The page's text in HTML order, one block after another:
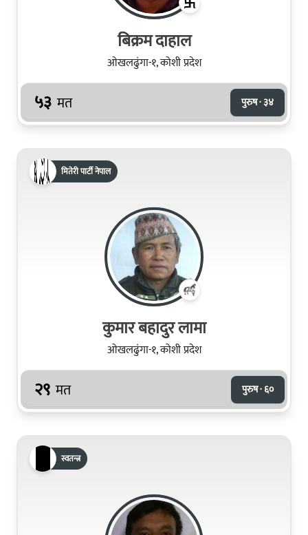
बिक्रम दाहाल
ओखलढुंगा-१, कोशी प्रदेश
५३ मत पुरुष · ३४
मितेरी पार्टी नेपाल
कुमार बहादुर लामा
ओखलढुंगा-१, कोशी प्रदेश
२९ मत पुरुष · ६०
स्वतन्त्र